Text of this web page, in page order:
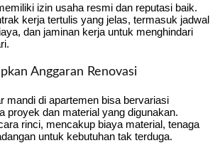
izin usaha resmi dan reputasi baik.
kerja tertulis yang jelas, termasuk jadwal
dan jaminan kerja untuk menghindari
Anggaran Renovasi
mandi di apartemen bisa bervariasi
proyek dan material yang digunakan.
rinci, mencakup biaya material, tenaga
untuk kebutuhan tak terduga.